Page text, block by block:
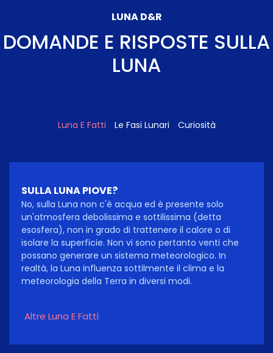
LUNA D&R
DOMANDE E RISPOSTE SULLA
LUNA
Luna E Fatti Le Fasi Lunari Curiosità
SULLA LUNA PIOVE?
No, sulla Luna non c'è acqua ed è presente solo
un'atmosfera debolissima e sottilissima (detta
esosfera), non in grado di trattenere il calore o di
isolare la superficie. Non vi sono pertanto venti che
possano generare un sistema meteorologico. In
realtà, la Luna influenza sottilmente il clima e la
meteorologia della Terra in diversi modi.
Altre Luna E Fatti